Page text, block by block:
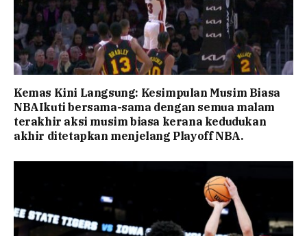
Kemas Kini Langsung: Kesimpulan Musim Biasa
NBAIkuti bersama-sama dengan semua malam
terakhir aksi musim biasa kerana kedudukan
akhir ditetapkan menjelang Playoff NBA.